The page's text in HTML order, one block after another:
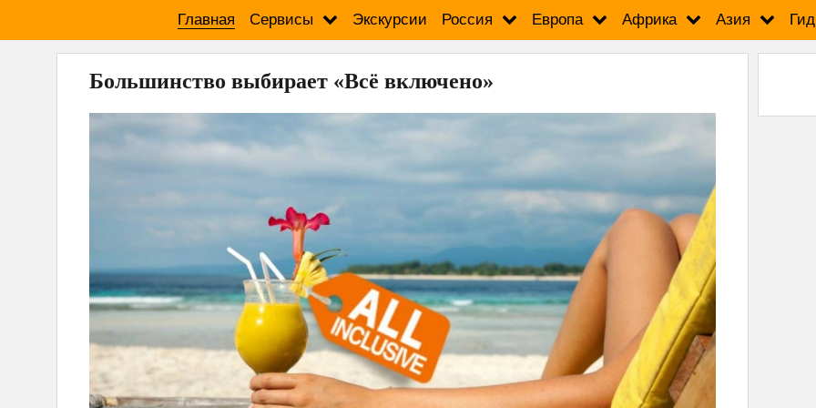
Главная Сервисы Экскурсии Россия Европа Африка Азия
Большинство выбирает «Всё включено»